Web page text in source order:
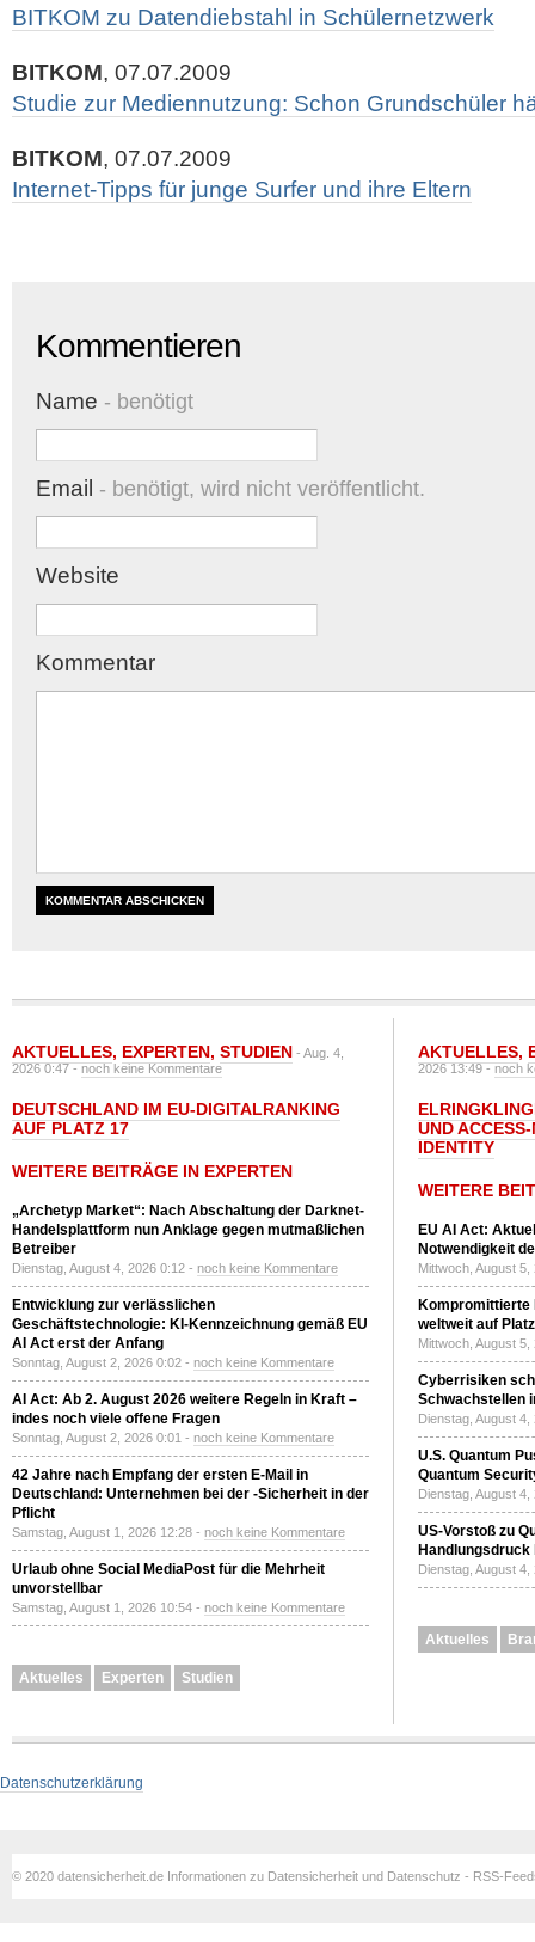
BITKOM zu Datendiebstahl in Schülernetzwerk
BITKOM, 07.07.2009
Studie zur Mediennutzung: Schon Grundschüler
BITKOM, 07.07.2009
Internet-Tipps für junge Surfer und ihre Eltern
Kommentieren
Name - benötigt
Email - benötigt, wird nicht veröffentlicht.
Website
Kommentar
AKTUELLES, EXPERTEN, STUDIEN - Aug. 4,
2026 0:47 -noch keine Kommentare
DEUTSCHLAND IM EU-DIGITALRANKING
AUF PLATZ 17
WEITERE BEITRÄGE IN EXPERTEN
„Archetyp Market“: Nach Abschaltung der Darknet-
Handelsplattform nun Anklage gegen mutmaßlichen
Betreiber
Dienstag, August 4, 2026 0:12 - noch keine Kommentare
Entwicklung zur verlässlichen
Geschäftstechnologie: KI-Kennzeichnung gemäß EU
AI Act erst der Anfang
Sonntag, August 2, 2026 0:02 - noch keine Kommentare
AI Act: Ab 2. August 2026 weitere Regeln in Kraft –
indes noch viele offene Fragen
Sonntag, August 2, 2026 0:01 - noch keine Kommentare
42 Jahre nach Empfang der ersten E-Mail in
Deutschland: Unternehmen bei der -Sicherheit in der
Pflicht
Samstag, August 1, 2026 12:28 - noch keine Kommentare
Urlaub ohne Social MediaPost für die Mehrheit
unvorstellbar
Samstag, August 1, 2026 10:54 - noch keine Kommentare
Aktuelles Experten Studien
AKTUELLES,
2026 13:49 -noch
UND
IDENTITY
WEITERE
EU AI Act:
Notwendigkeit
Mittwoch, August
Kompromittierte
weltweit auf
Mittwoch, August
Cyberrisiken
Schwachstellen
Dienstag, August
U.S. Quantum
Quantum
Dienstag, August
US-Vorstoß zu
Handlungsdruck
Dienstag, August
Aktuelles
Datenschutzerklärung
© 2020 datensicherheit.de Informationen zu Datensicherheit und Datenschutz - RSS-